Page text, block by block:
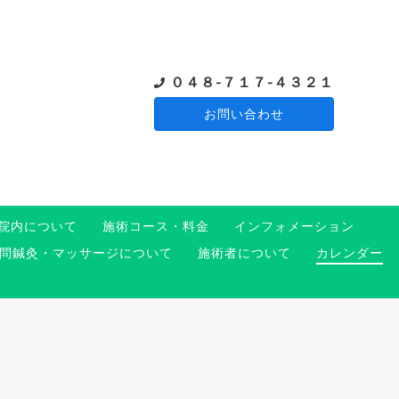
０４８-７１７-４３２１
お問い合わせ
内について 施術コース・料金
インフォメーション
問鍼灸・マッサージについて 施術者について
カレンダー